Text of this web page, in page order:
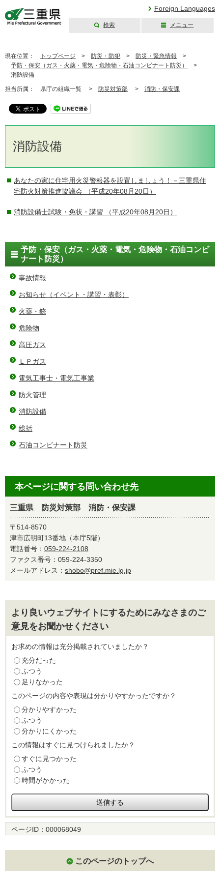
Foreign Languages
検索 メニュー
現在位置： トップページ > 防災・防犯 > 防災・緊急情報 >
予防・保安（ガス・火薬・電気・危険物・石油コンビナート防災）
>
消防設備
担当所属： 県庁の組織一覧 > 防災対策部 > 消防・保安課
消防設備
あなたの家に住宅用火災警報器を設置しましょう！－三重県住
宅防火対策推進協議会 （平成20年08月20日）
消防設備士試験・免状・講習 （平成20年08月20日）
予防・保安（ガス・火薬・電気・危険物・石油コンビ
ナート防災）
事故情報
お知らせ（イベント・講習・表彰）
火薬・銃
危険物
高圧ガス
ＬＰガス
電気工事士・電気工事業
防火管理
消防設備
総括
石油コンビナート防災
本ページに関する問い合わせ先
三重県 防災対策部 消防・保安課
〒514-8570
津市広明町13番地（本庁5階）
電話番号： 059-224-2108
ファクス番号：059-224-3350
メールアドレス： shobo@pref.mie.lg.jp
より良いウェブサイトにするためにみなさまのご
意見をお聞かせください
お求めの情報は充分掲載されていましたか？
充分だった
ふつう
足りなかった
このページの内容や表現は分かりやすかったですか？
分かりやすかった
ふつう
分かりにくかった
この情報はすぐに見つけられましたか？
すぐに見つかった
ふつう
時間がかかった
ページID： 000068049
このページのトップへ